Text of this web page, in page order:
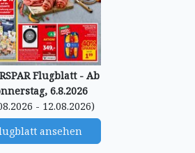
Flugblatt - Ab
6.8.2026
- 12.08.2026)
ansehen